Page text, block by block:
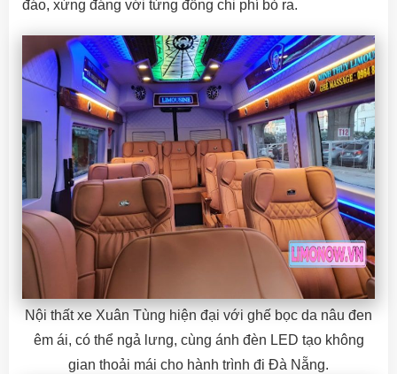
đáo, xứng đáng với từng đồng chi phí bỏ ra.
Nội thất xe Xuân Tùng hiện đại với ghế bọc da nâu đen
êm ái, có thể ngả lưng, cùng ánh đèn LED tạo không
gian thoải mái cho hành trình đi Đà Nẵng.